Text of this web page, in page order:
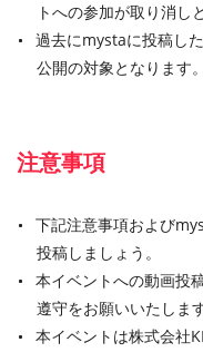
トへの参加が取り消し
過去にmystaに投稿し
公開の対象となります。
注意事項
下記注意事項および
投稿しましょう。
本イベントへの動画投
遵守をお願いいたします
本イベントは株式会社